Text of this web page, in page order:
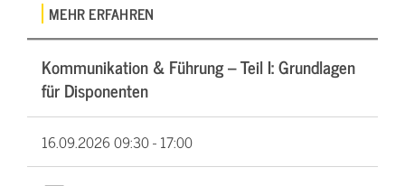
MEHR ERFAHREN
Kommunikation & Führung – Teil I: Grundlagen
für Disponenten
16.09.202609:30 - 17:00